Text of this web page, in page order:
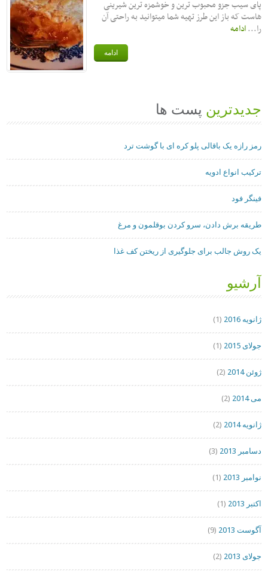
پای سیب جزو محبوب ترین و خوشمزه ترین شیرینی
هاست که باز این طرز تهیه شما میتوانید به راحتی آن
را...ادامه
ادامه
جدیدترین پست ها
رمز رازه یک باقالی پلو کره ای با گوشت ترد
ترکیب انواع ادویه
فینگر فود
طریقه برش دادن، سرو کردن بوقلمون و مرغ
یک روش جالب برای جلوگیری از ریختن کف غذا
آرشیو
ژانویه 2016 (1)
جولای 2015 (1)
ژوئن 2014 (2)
می 2014 (2)
ژانویه 2014 (2)
دسامبر 2013 (3)
نوامبر 2013 (1)
اکتبر 2013 (1)
آگوست 2013 (9)
جولای 2013 (2)